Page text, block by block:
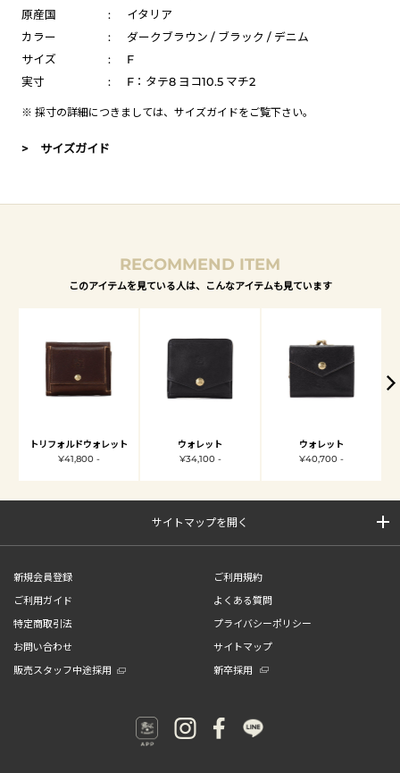
原産国
:
イタリア
カラー
:
ダークブラウン / ブラック / デニム
サイズ
:
F
実寸
: F：タテ8 ヨコ10.5 マチ2
※ 採寸の詳細につきましては、 サイズガイドをご覧下さい。
> サイズガイド
RECOMMEND ITEM
このアイテムを見ている人は、こんなアイテムも見ています
トリフォルドウォレット
¥41,800 -
ウォレット
¥34,100 -
ウォレット
¥40,700 -
サイトマップを開く
新規会員登録
ご利用規約
ご利用ガイド
よくある質問
特定商取引法
プライバシーポリシー
お問い合わせ
サイトマップ
販売スタッフ中途採用
新卒採用